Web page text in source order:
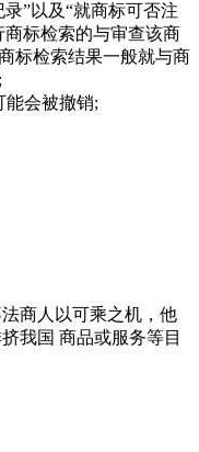
”以及“就商标可否注
标检索的与审查该商
标检索结果一般就与商
能会被撤销;
商人以可乘之机，他
我国 商品或服务等目